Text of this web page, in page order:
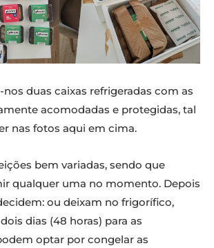
duas caixas refrigeradas com as
acomodadas e protegidas, tal
nas fotos aqui em cima.
bem variadas, sendo que
qualquer uma no momento. Depois
ou deixam no frigorífico,
dias (48 horas) para as
optar por congelar as